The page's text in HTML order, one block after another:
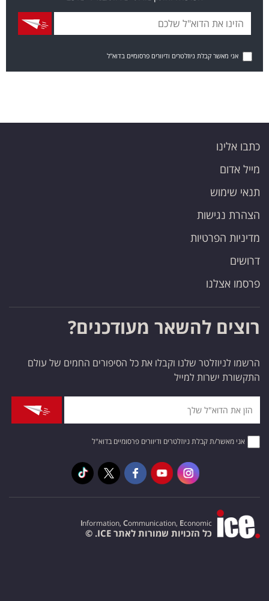
אני מאשר קבלת ניוזלטרים ודיוורים פרסומיים בדוא"ל
כתבו אלינו
מייל אדום
תנאי שימוש
הצהרת נגישות
מדיניות הפרטיות
דרושים
פרסמו אצלנו
רוצים להשאר מעודכנים?
הרשמו לניוזלטר שלנו וקבלו את כל הסיפורים החמים של עולם
התקשורת ישרות למייל
אני מאשר/ת קבלת ניוזלטרים ודיוורים פרסומיים בדוא"ל
Information, Communication, Economic
כל הזכויות שמורות לאתר ICE. ©